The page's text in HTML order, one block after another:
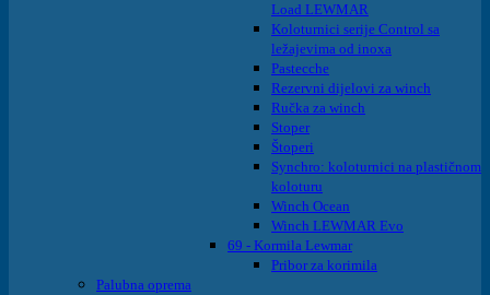
Load LEWMAR
Koloturnici serije Control sa
ležajevima od inoxa
Pastecche
Rezervni dijelovi za winch
Ručka za winch
Stoper
Štoperi
Synchro: koloturnici na plastičnom
koloturu
Winch Ocean
Winch LEWMAR Evo
69 - Kormila Lewmar
Pribor za korimila
Palubna oprema